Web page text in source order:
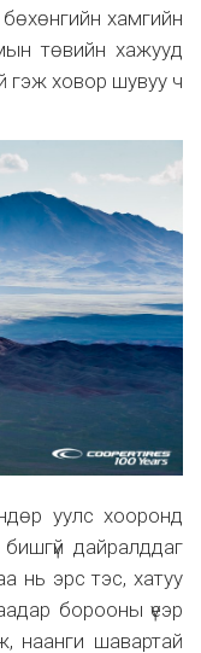
хамгийн
төвийн хажууд
гэж ховор шувуу ч
уулс хооронд
дайралддаг
нь эрс тэс, хатуу
борооны үеэр
наанги шавартай